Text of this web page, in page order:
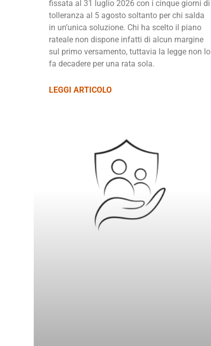
fissata al 31 luglio 2026 con i cinque giorni di
tolleranza al 5 agosto soltanto per chi salda
in un’unica soluzione. Chi ha scelto il piano
rateale non dispone infatti di alcun margine
sul primo versamento, tuttavia la legge non lo
fa decadere per una rata sola.
LEGGI ARTICOLO